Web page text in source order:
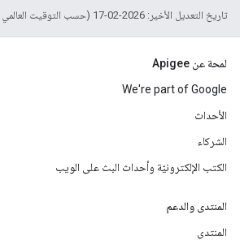
تاريخ التعديل الأخير: 2026-02-17 (حسب التوقيت العالمي المتفَّق عليه)
لمحة عن Apigee
We're part of Google
الأحداث
الشركاء
الكتب الإلكترونيّة وأحداث البث على الويب
المنتدى والدعم
المنتدى